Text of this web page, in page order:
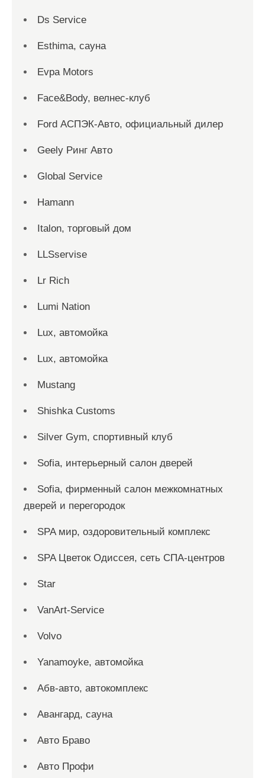
Ds Service
Esthima, сауна
Evpa Motors
Face&Body, велнес-клуб
Ford АСПЭК-Авто, официальный дилер
Geely Ринг Авто
Global Service
Hamann
Italon, торговый дом
LLSservise
Lr Rich
Lumi Nation
Lux, автомойка
Lux, автомойка
Mustang
Shishka Customs
Silver Gym, спортивный клуб
Sofia, интерьерный салон дверей
Sofia, фирменный салон межкомнатных
дверей и перегородок
SPA мир, оздоровительный комплекс
SPA Цветок Одиссея, сеть СПА-центров
Star
VanArt-Service
Volvo
Yanamoyke, автомойка
Абв-авто, автокомплекс
Авангард, сауна
Авто Браво
Авто Профи